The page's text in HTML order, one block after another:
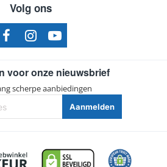
Volg ons
voor onze nieuwsbrief
scherpe aanbiedingen
Aanmelden